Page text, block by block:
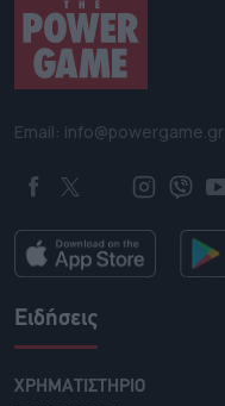
Email: info@powergame.gr
Ειδήσεις
ΧΡΗΜΑΤΙΣΤΗΡΙΟ